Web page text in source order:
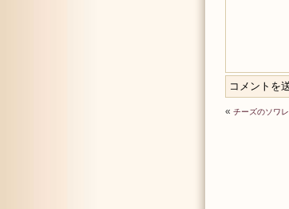
« チーズのソワレ